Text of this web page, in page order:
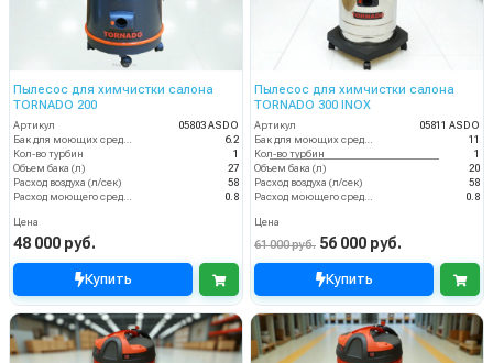
Пылесос для химчистки салона
TORNADO 200
Артикул
05803 ASDO
Бак для моющих средств
6.2
Кол-во турбин
1
Объем бака (л)
27
Расход воздуха (л/сек)
58
Расход моющего средства
0.8
Цена
48 000 руб.
Купить
Пылесос для химчистки салона
TORNADO 300 INOX
Артикул
05811 ASDO
Бак для моющих средств
11
Кол-во турбин
1
Объем бака (л)
20
Расход воздуха (л/сек)
58
Расход моющего средства
0.8
Цена
61 000 руб. 56 000 руб.
Купить